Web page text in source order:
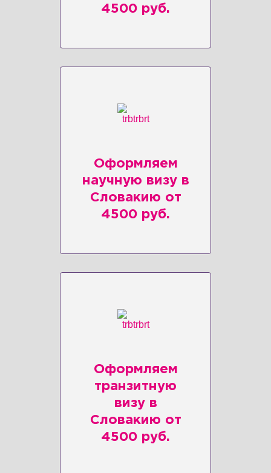
4500 руб.
Оформляем
научную визу в
Словакию от
4500 руб.
Оформляем
транзитную
визу в
Словакию от
4500 руб.